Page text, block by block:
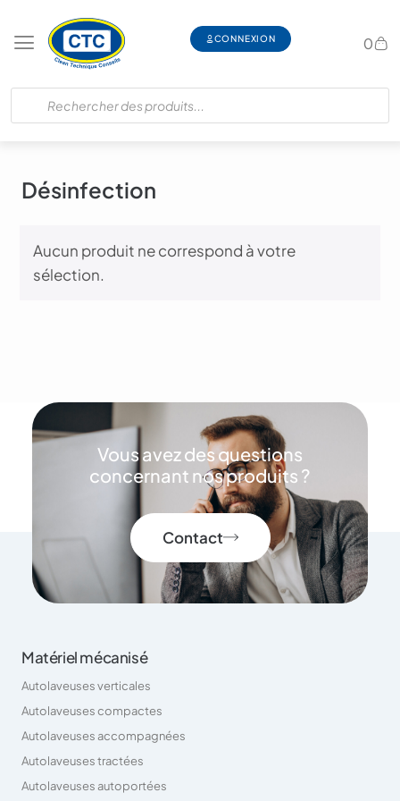
CONNEXION 0
Désinfection
Aucun produit ne correspond à votre
sélection.
Vous avez des questions
concernant nos produits ?
Contact
Matériel mécanisé
Autolaveuses verticales
Autolaveuses compactes
Autolaveuses accompagnées
Autolaveuses tractées
Autolaveuses autoportées